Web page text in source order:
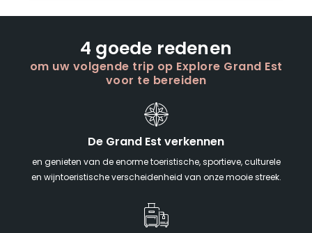
4 goede redenen
om uw volgende trip op Explore Grand Est
voor te bereiden
De Grand Est verkennen
en genieten van de enorme toeristische, sportieve, culturele
en wijntoeristische verscheidenheid van onze mooie streek.